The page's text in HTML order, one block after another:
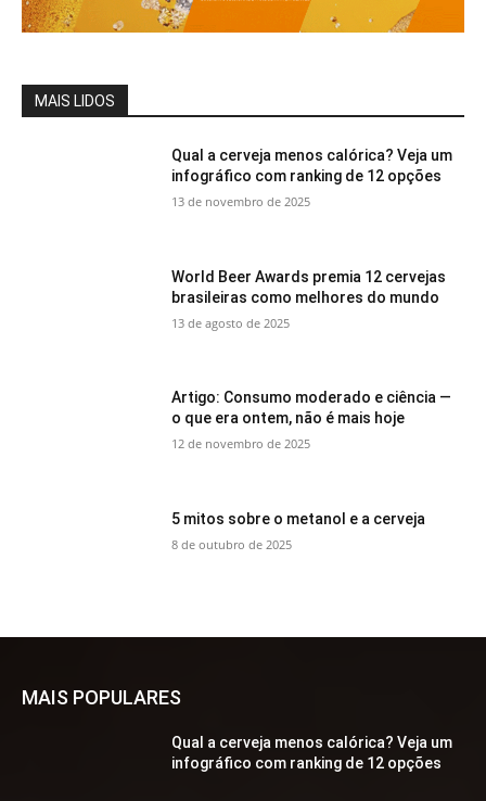
MAIS LIDOS
Qual a cerveja menos calórica? Veja um
infográfico com ranking de 12 opções
13 de novembro de 2025
World Beer Awards premia 12 cervejas
brasileiras como melhores do mundo
13 de agosto de 2025
Artigo: Consumo moderado e ciência —
o que era ontem, não é mais hoje
12 de novembro de 2025
5 mitos sobre o metanol e a cerveja
8 de outubro de 2025
MAIS POPULARES
Qual a cerveja menos calórica? Veja um
infográfico com ranking de 12 opções